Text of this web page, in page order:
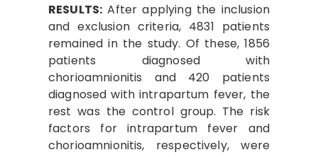
RESULTS: After applying the inclusion
and exclusion criteria, 4831 patients
remained in the study. Of these, 1856
patients diagnosed with
chorioamnionitis and 420 patients
diagnosed with intrapartum fever, the
rest was the control group. The risk
factors for intrapartum fever and
chorioamnionitis, respectively, were